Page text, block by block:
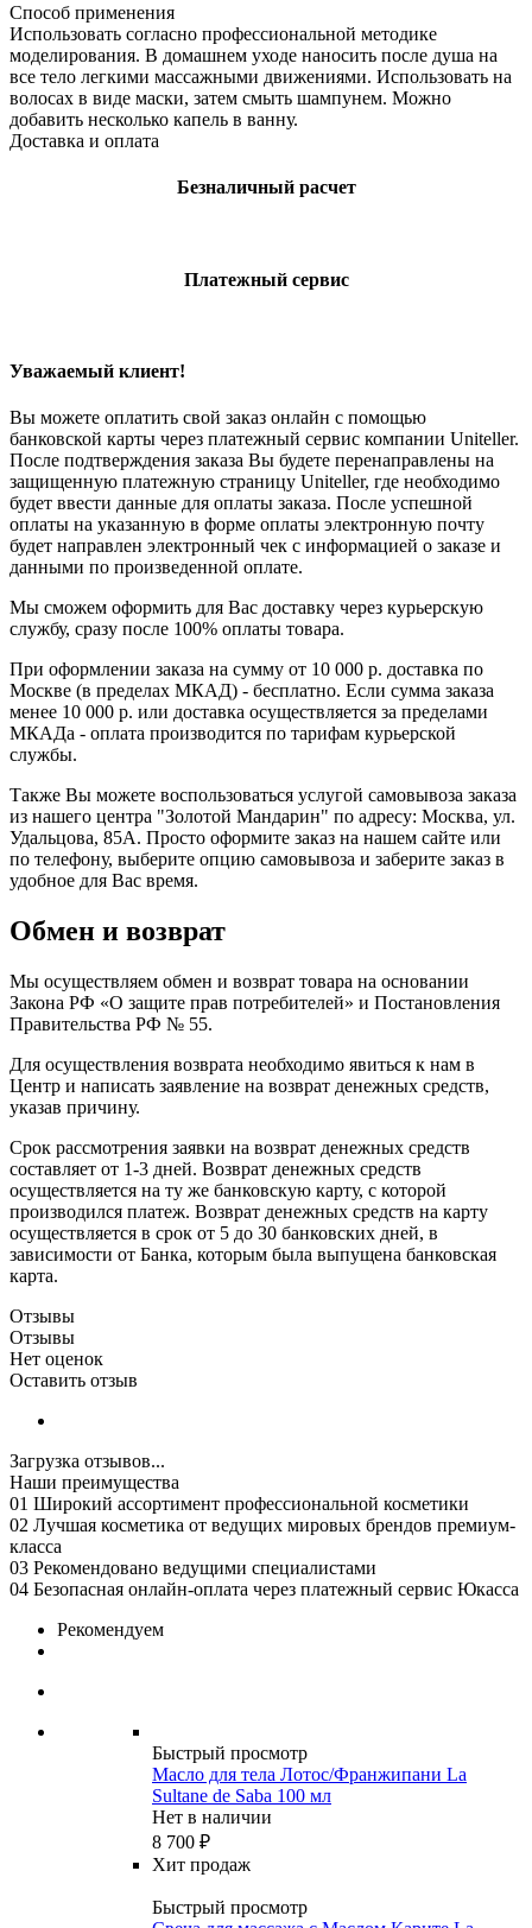
Способ применения
Использовать согласно профессиональной методике
моделирования. В домашнем уходе наносить после душа на
все тело легкими массажными движениями. Использовать на
волосах в виде маски, затем смыть шампунем. Можно
добавить несколько капель в ванну.
Доставка и оплата
Безналичный расчет
Платежный сервис
Уважаемый клиент!
Вы можете оплатить свой заказ онлайн с помощью
банковской карты через платежный сервис компании Uniteller.
После подтверждения заказа Вы будете перенаправлены на
защищенную платежную страницу Uniteller, где необходимо
будет ввести данные для оплаты заказа. После успешной
оплаты на указанную в форме оплаты электронную почту
будет направлен электронный чек с информацией о заказе и
данными по произведенной оплате.
Мы сможем оформить для Вас доставку через курьерскую
службу, сразу после 100% оплаты товара.
При оформлении заказа на сумму от 10 000 р. доставка по
Москве (в пределах МКАД) - бесплатно. Если сумма заказа
менее 10 000 р. или доставка осуществляется за пределами
МКАДа - оплата производится по тарифам курьерской
службы.
Также Вы можете воспользоваться услугой самовывоза заказа
из нашего центра "Золотой Мандарин" по адресу: Москва, ул.
Удальцова, 85А. Просто оформите заказ на нашем сайте или
по телефону, выберите опцию самовывоза и заберите заказ в
удобное для Вас время.
Обмен и возврат
Мы осуществляем обмен и возврат товара на основании
Закона РФ «О защите прав потребителей» и Постановления
Правительства РФ № 55.
Для осуществления возврата необходимо явиться к нам в
Центр и написать заявление на возврат денежных средств,
указав причину.
Срок рассмотрения заявки на возврат денежных средств
составляет от 1-3 дней. Возврат денежных средств
осуществляется на ту же банковскую карту, с которой
производился платеж. Возврат денежных средств на карту
осуществляется в срок от 5 до 30 банковских дней, в
зависимости от Банка, которым была выпущена банковская
карта.
Отзывы
Отзывы
Нет оценок
Оставить отзыв
Загрузка отзывов...
Наши преимущества
01 Широкий ассортимент профессиональной косметики
02 Лучшая косметика от ведущих мировых брендов премиум-
класса
03 Рекомендовано ведущими специалистами
04 Безопасная онлайн-оплата через платежный сервис Юкасса
Рекомендуем
Быстрый просмотр
Масло для тела Лотос/Франжипани La
Sultane de Saba 100 мл
Нет в наличии
8 700 ₽
Хит продаж
Быстрый просмотр